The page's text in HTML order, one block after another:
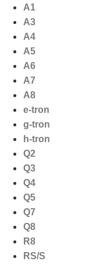
naar
inhoud
A1
A3
A4
A5
A6
A7
A8
e-tron
g-tron
h-tron
Q2
Q3
Q4
Q5
Q7
Q8
R8
RS/S